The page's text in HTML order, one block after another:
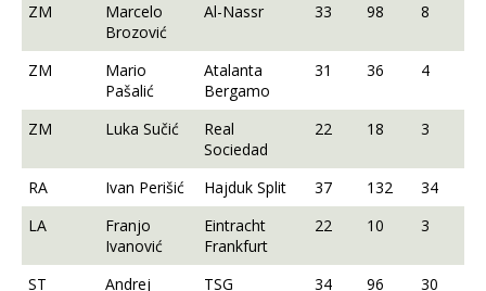
ZM
Marcelo
Brozović
Al-Nassr 33 98 8
ZM
Mario
Pašalić
Atalanta
Bergamo
31 36 4
ZM Luka Sučić
Real
Sociedad
22 18 3
RA Ivan Perišić Hajduk Split 37 132
34
LA
Franjo
Ivanović
Eintracht
Frankfurt
22 10 3
ST
Andrej
TSG
34 96 30